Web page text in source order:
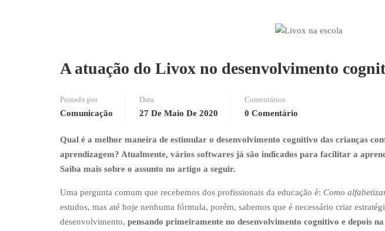
A atuação do Livox no desenvolvimento
Postado por
Comunicação
Data
27 De Maio De 2020
Comentários
0 Comentário
Qual é a melhor maneira de estimular o desenvolvimento cognitivo das crianças
aprendizagem? Atualmente, vários softwares já são indicados para facilitar a
Saiba mais sobre o assunto no artigo a seguir.
Uma pergunta comum que recebemos dos profissionais da educação é: Como
estudos, mas até hoje nenhuma fórmula, porém, sabemos que é necessário criar
desenvolvimento, pensando primeiramente no desenvolvimento cognitivo e depois